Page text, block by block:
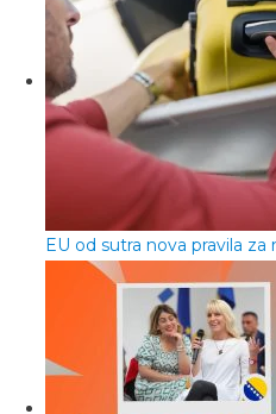
EU od sutra nova pravila za